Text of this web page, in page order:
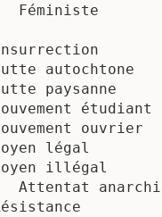
Féministe
autochtone
paysanne
étudiant
ouvrier
légal
illégal
Attentat